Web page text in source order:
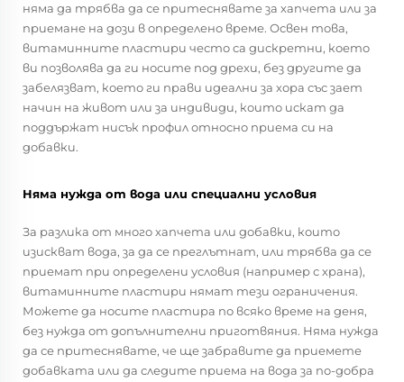
няма да трябва да се притеснявате за хапчета или за
приемане на дози в определено време. Освен това,
витаминните пластири често са дискретни, което
ви позволява да ги носите под дрехи, без другите да
забелязват, което ги прави идеални за хора със зает
начин на живот или за индивиди, които искат да
поддържат нисък профил относно приема си на
добавки.
Няма нужда от вода или специални условия
За разлика от много хапчета или добавки, които
изискват вода, за да се преглътнат, или трябва да се
приемат при определени условия (например с храна),
витаминните пластири нямат тези ограничения.
Можете да носите пластира по всяко време на деня,
без нужда от допълнителни приготвяния. Няма нужда
да се притеснявате, че ще забравите да приемете
добавката или да следите приема на вода за по-добра